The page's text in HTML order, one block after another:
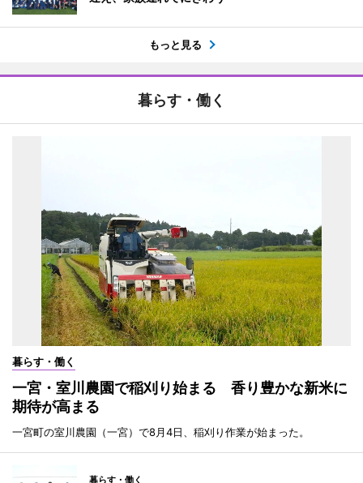
もっと見る
暮らす・働く
暮らす・働く
一宮・室川農園で稲刈り始まる 香り豊かな新米に
期待が高まる
一宮町の室川農園（一宮）で8月4日、稲刈り作業が始まった。
暮らす・働く